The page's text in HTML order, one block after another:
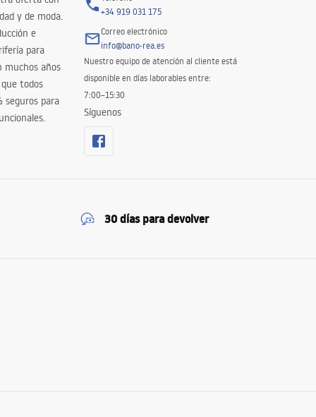
y de moda.
e
para
muchos años
todos
seguros para
+34 919 031 175
Correo electrónico
info@bano-rea.es
Nuestro equipo de atención al cliente está
disponible en días laborables entre:
7:00–15:30
Síguenos
30 días para devolver